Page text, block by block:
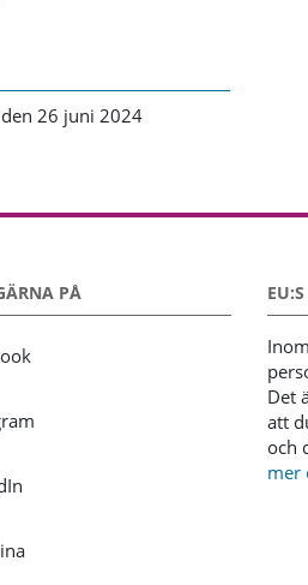
26 juni 2024
PÅ
Det
att
och
mer